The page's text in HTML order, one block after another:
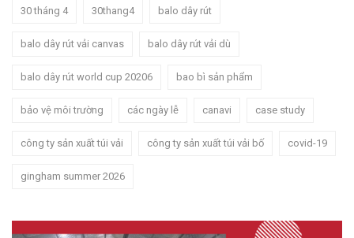
30 tháng 4 30thang4 balo dây rút
balo dây rút vải canvas balo dây rút vải dù
balo dây rút world cup 20206 bao bì sản phẩm
bảo vệ môi trường các ngày lễ canavi case study
công ty sản xuất túi vải công ty sản xuất túi vải bố covid-19
gingham summer 2026